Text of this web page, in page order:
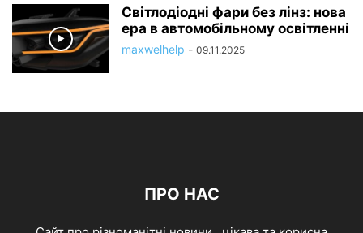
Світлодіодні фари без лінз: нова
ера в автомобільному освітленні
maxwelhelp - 09.11.2025
ПРО НАС